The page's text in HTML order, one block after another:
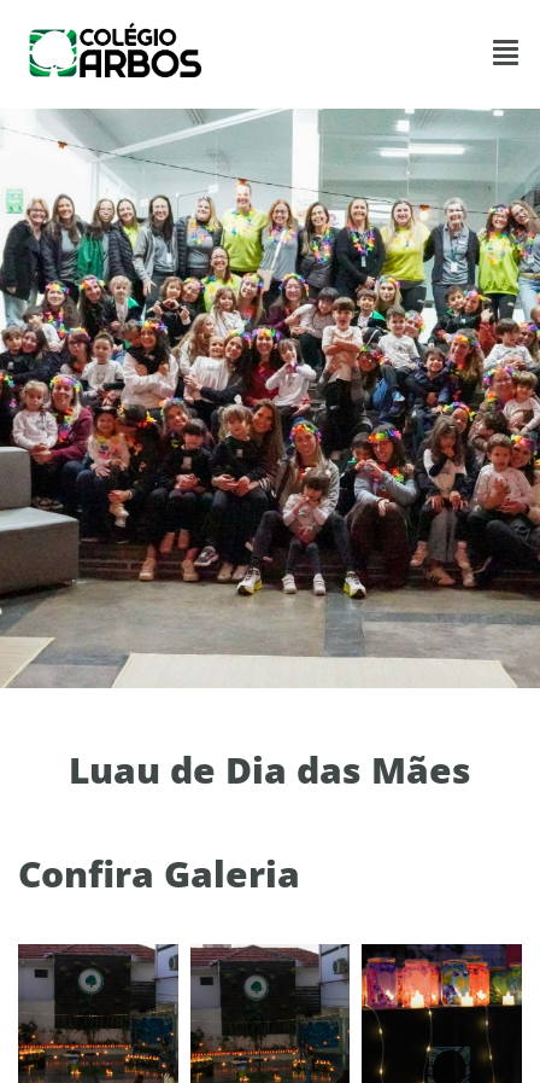
Luau de Dia das Mães
Confira Galeria